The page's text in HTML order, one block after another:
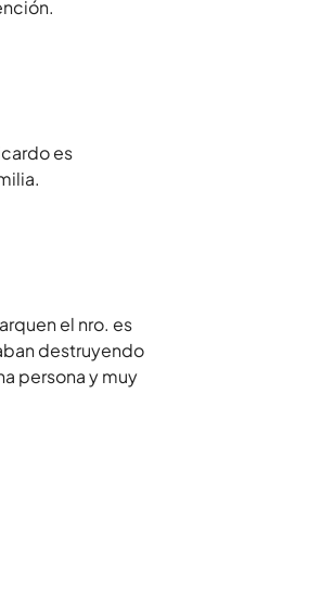
es
el nro. es
destruyendo
persona y muy